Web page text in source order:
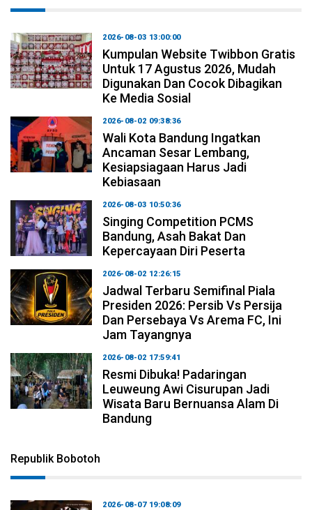
2026-08-03 13:00:00
Kumpulan Website Twibbon Gratis
Untuk 17 Agustus 2026, Mudah
Digunakan Dan Cocok Dibagikan
Ke Media Sosial
2026-08-02 09:38:36
Wali Kota Bandung Ingatkan
Ancaman Sesar Lembang,
Kesiapsiagaan Harus Jadi
Kebiasaan
2026-08-03 10:50:36
Singing Competition PCMS
Bandung, Asah Bakat Dan
Kepercayaan Diri Peserta
2026-08-02 12:26:15
Jadwal Terbaru Semifinal Piala
Presiden 2026: Persib Vs Persija
Dan Persebaya Vs Arema FC, Ini
Jam Tayangnya
2026-08-02 17:59:41
Resmi Dibuka! Padaringan
Leuweung Awi Cisurupan Jadi
Wisata Baru Bernuansa Alam Di
Bandung
Republik Bobotoh
2026-08-07 19:08:09